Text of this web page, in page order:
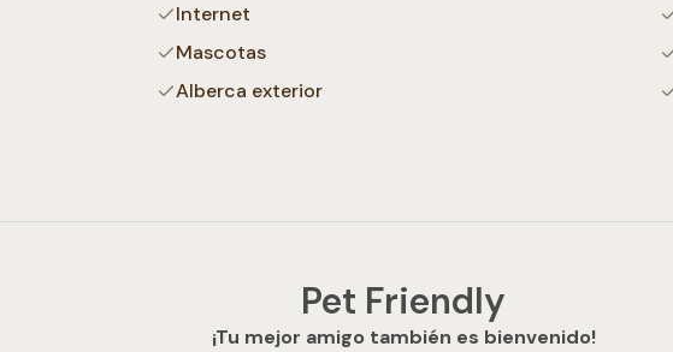
Internet
Mascotas
Alberca exterior
Pet Friendly
¡Tu mejor amigo también es bienvenido!